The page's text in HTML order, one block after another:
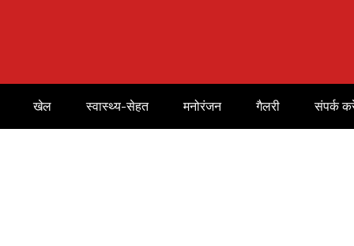
खेल स्वास्थ्य-सेहत मनोरंजन गैलरी संपर्क